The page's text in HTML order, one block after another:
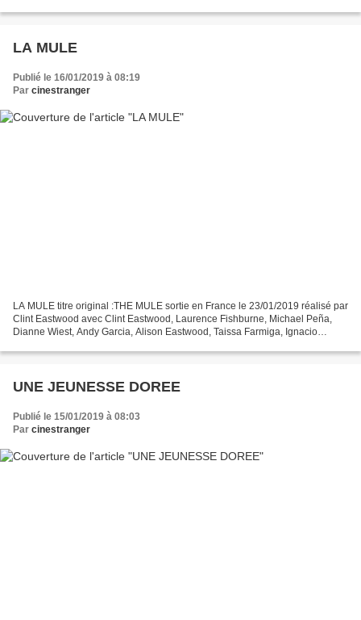
LA MULE
Publié le 16/01/2019 à 08:19
Par cinestranger
LA MULE titre original :THE MULE sortie en France le 23/01/2019 réalisé par
Clint Eastwood avec Clint Eastwood, Laurence Fishburne, Michael Peña,
Dianne Wiest, Andy Garcia, Alison Eastwood, Taissa Farmiga, Ignacio
UNE JEUNESSE DOREE
Publié le 15/01/2019 à 08:03
Par cinestranger